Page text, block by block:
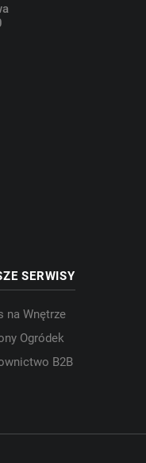
SERWISY
na Wnętrze
Ogródek
B2B